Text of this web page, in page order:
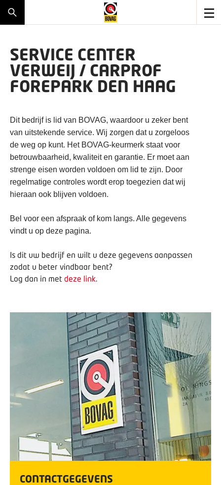
SERVICE CENTER
VERWEIJ / CARPROF
FOREPARK DEN HAAG
Dit bedrijf is lid van BOVAG, waardoor u zeker bent
van uitstekende service. Wij zorgen dat u zorgeloos
de weg op kunt. Het BOVAG-keurmerk staat voor
betrouwbaarheid, kwaliteit en garantie. Er moet aan
strenge eisen worden voldoen om lid te zijn. Door
regelmatige controles wordt erop toegezien dat wij
hieraan ook blijven voldoen.
Bel voor een afspraak of kom langs. Alle gegevens
vindt u op deze pagina.
Is dit uw bedrijf en wilt u deze gegevens aanpassen
zodat u beter vindbaar bent?
Log dan in met deze link.
CONTACTGEGEVENS